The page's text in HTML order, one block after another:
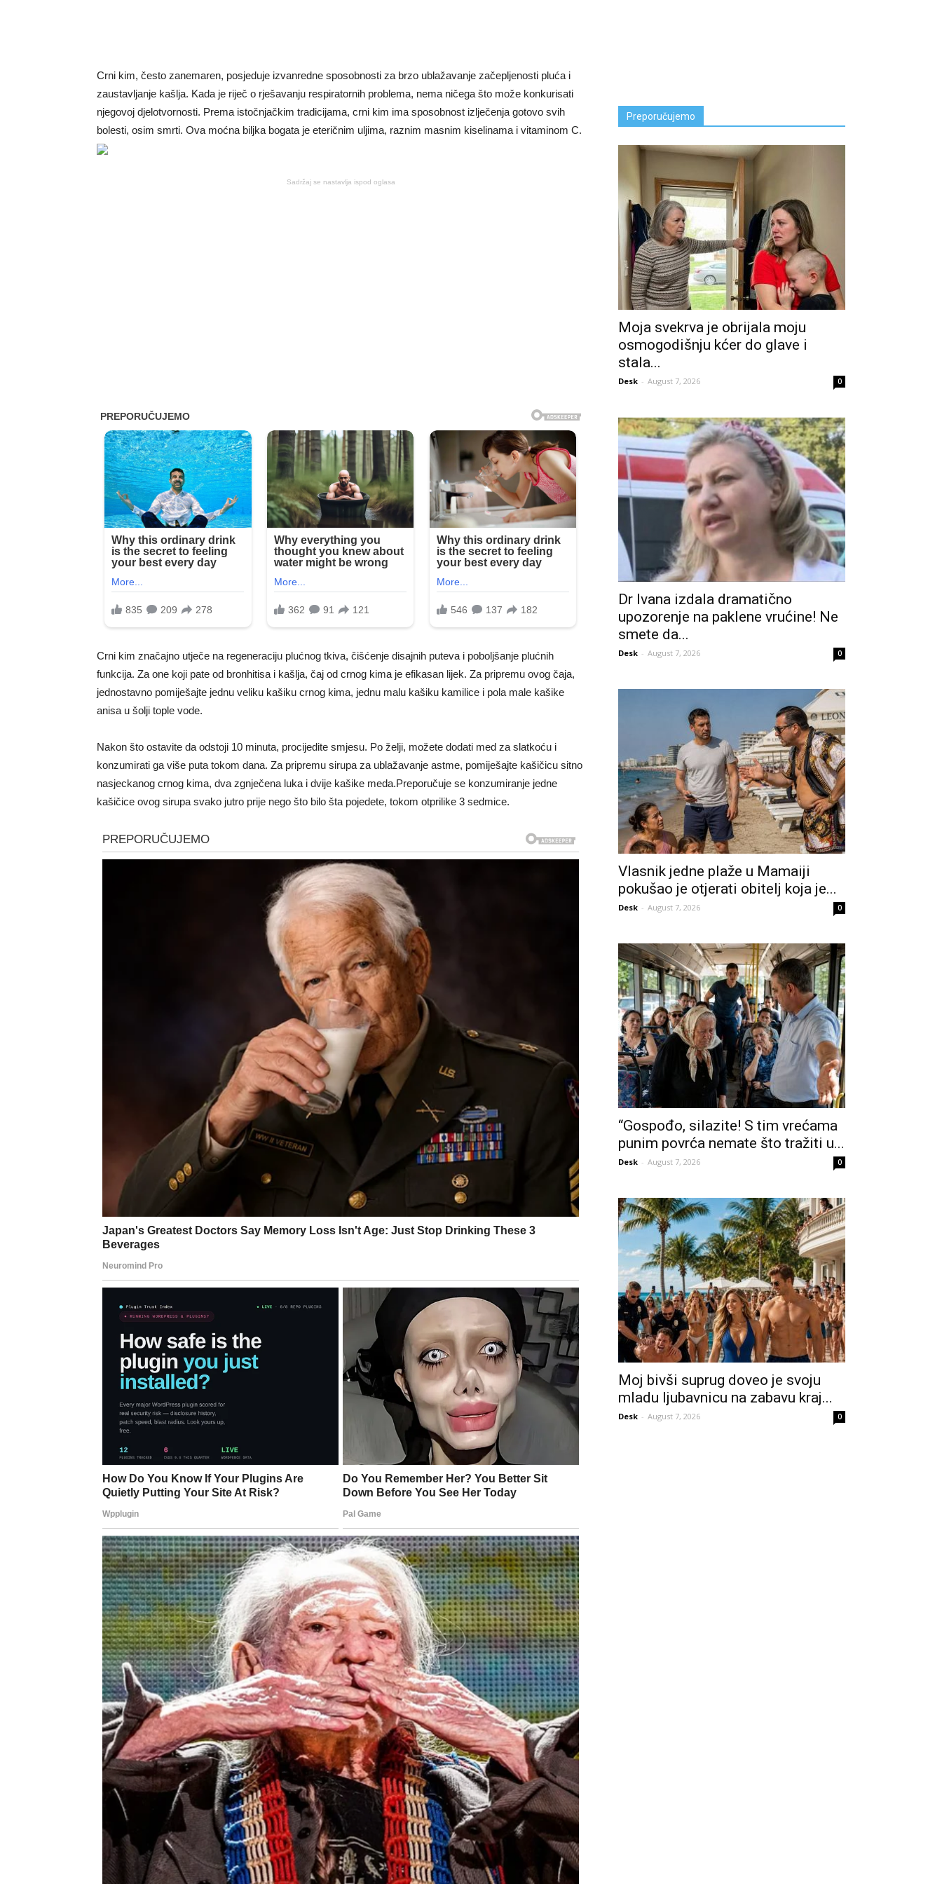
Crni kim, često zanemaren, posjeduje izvanredne sposobnosti za brzo ublažavanje začepljenosti pluća i
zaustavljanje kašlja. Kada je riječ o rješavanju respiratornih problema, nema ničega što može konkurisati
njegovoj djelotvornosti. Prema istočnjačkim tradicijama, crni kim ima sposobnost izlječenja gotovo svih
bolesti, osim smrti. Ova moćna biljka bogata je eteričnim uljima, raznim masnim kiselinama i vitaminom C.
Sadržaj se nastavlja ispod oglasa
Crni kim značajno utječe na regeneraciju plućnog tkiva, čišćenje disajnih puteva i poboljšanje plućnih
funkcija. Za one koji pate od bronhitisa i kašlja, čaj od crnog kima je efikasan lijek. Za pripremu ovog čaja,
jednostavno pomiješajte jednu veliku kašiku crnog kima, jednu malu kašiku kamilice i pola male kašike
anisa u šolji tople vode.
Nakon što ostavite da odstoji 10 minuta, procijedite smjesu. Po želji, možete dodati med za slatkoću i
konzumirati ga više puta tokom dana. Za pripremu sirupa za ublažavanje astme, pomiješajte kašičicu sitno
nasjeckanog crnog kima, dva zgnječena luka i dvije kašike meda.Preporučuje se konzumiranje jedne
kašičice ovog sirupa svako jutro prije nego što bilo šta pojedete, tokom otprilike 3 sedmice.
Preporučujemo
Moja svekrva je obrijala moju
osmogodišnju kćer do glave i
stala...
Desk - August 7, 2026 0
Dr Ivana izdala dramatično
upozorenje na paklene vrućine! Ne
smete da...
Desk - August 7, 2026 0
Vlasnik jedne plaže u Mamaiji
pokušao je otjerati obitelj koja je...
Desk - August 7, 2026 0
“Gospođo, silazite! S tim vrećama
punim povrća nemate što tražiti u...
Desk - August 7, 2026 0
Moj bivši suprug doveo je svoju
mladu ljubavnicu na zabavu kraj...
Desk - August 7, 2026 0